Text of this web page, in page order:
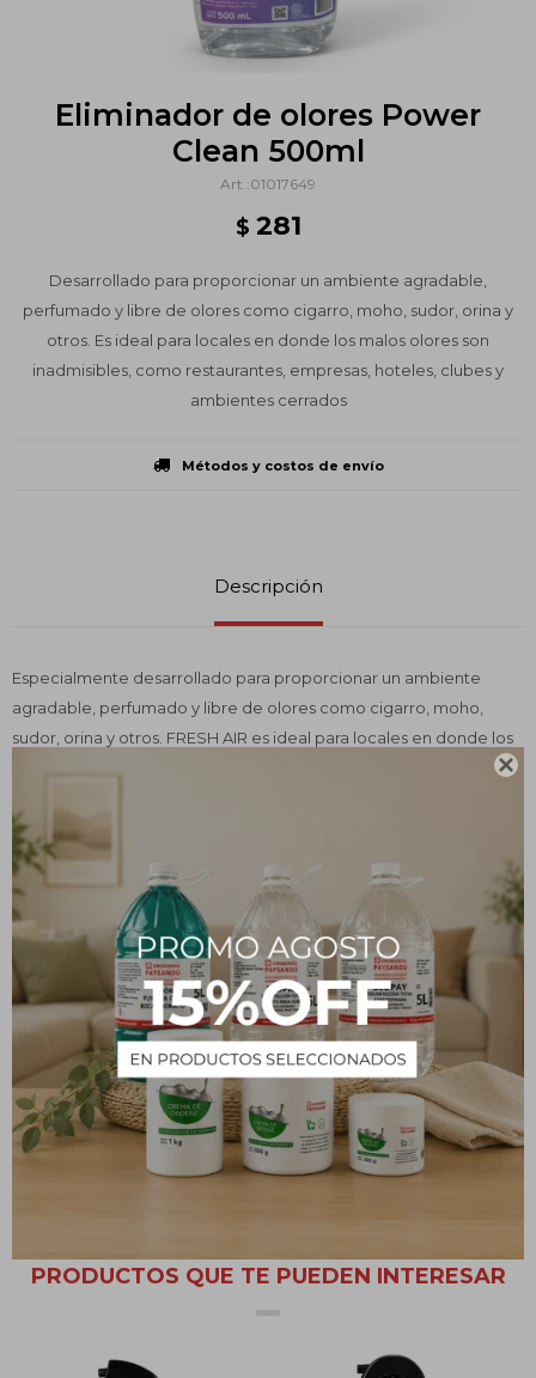

Eliminador de olores Power
Clean 500ml
01017649
$ 281
Desarrollado para proporcionar un ambiente agradable,
perfumado y libre de olores como cigarro, moho, sudor, orina y
otros. Es ideal para locales en donde los malos olores son
inadmisibles, como restaurantes, empresas, hoteles, clubes y
ambientes cerrados
Métodos y costos de envío
Descripción
Especialmente desarrollado para proporcionar un ambiente
agradable, perfumado y libre de olores como cigarro, moho,
sudor, orina y otros. FRESH AIR es ideal para locales en donde los
Instrucciones de uso:
Luego de la higienización del ambiente aplique con pulverizador
Spray.
Pulverice el producto en el aire, directamente en la zona
deseada o en todo el ambiente.
PRODUCTOS QUE TE PUEDEN INTERESAR